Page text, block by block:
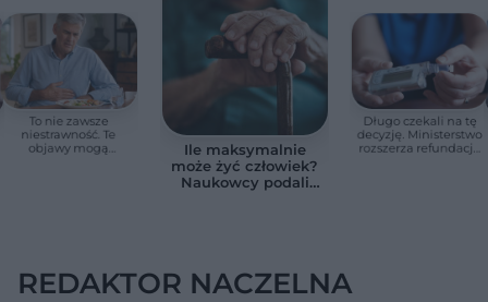
To nie zawsze
niestrawność. Te
objawy mogą
Ile maksymalnie
może żyć człowiek?
Naukowcy podali
Długo czekali na tę
decyzję. Ministerstwo
rozszerza refundację
REDAKTOR NACZELNA